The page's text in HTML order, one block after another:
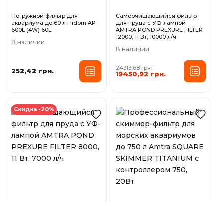
Погружной фильтр для
аквариума до 60 л Нidom AP-
600L (4W) 60L
В наличии
252,42 грн.
Самоочищающийся фильтр
для пруда с УФ-лампой
AMTRA POND PREXURE FILTER
12000, 11 Вт, 10000 л/ч
В наличии
24313,68 грн.
19450,92 грн.
Скидка -20%